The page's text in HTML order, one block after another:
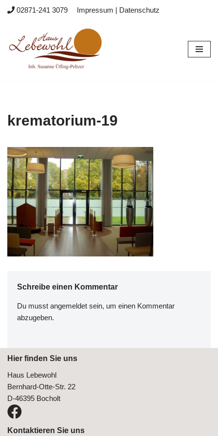
Inhalt
springen
02871-241 3079 Impressum | Datenschutz
krematorium-19
Schreibe einen Kommentar
Du musst angemeldet sein, um einen Kommentar
abzugeben.
Hier finden Sie uns
Haus Lebewohl
Bernhard-Otte-Str. 22
D-46395 Bocholt
Kontaktieren Sie uns